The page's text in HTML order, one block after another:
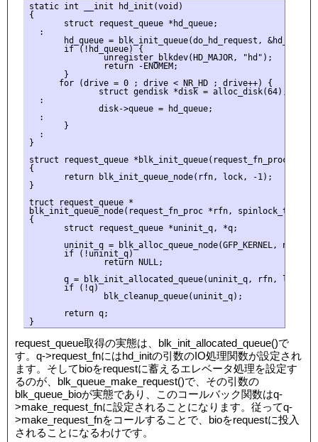
static int __init hd_init(void)
{
       struct request_queue *hd_queue;
  :
       hd_queue = blk_init_queue(do_hd_request, &hd_lock);
       if (!hd_queue) {
               unregister_blkdev(HD_MAJOR, "hd");
               return -ENOMEM;
       }
      for (drive = 0 ; drive < NR_HD ; drive++) {
              struct gendisk *disk = alloc_disk(64);
  :
              disk->queue = hd_queue;
  :
       }
  :
}
struct request_queue *blk_init_queue(request_fn_proc
{
       return blk_init_queue_node(rfn, lock, -1);
}
truct request_queue *
blk_init_queue_node(request_fn_proc *rfn, spinlock_t
{
       struct request_queue *uninit_q, *q;
uninit_q = blk_alloc_queue_node(GFP_KERNEL,
       if (!uninit_q)
               return NULL;
       q = blk_init_allocated_queue(uninit_q, rfn, lock);
       if (!q)
               blk_cleanup_queue(uninit_q);
       return q;
request_queue取得の実態は、blk_init_allocated_queue()で
す。q->request_fnにはhd_initの引数のIO処理関数が設定され
ます。そしてbioをrequestに蓄えるエレベータ処理を設定す
るのが、blk_queue_make_request()で、その引数の
blk_queue_bioが実態であり、このコールバック関数はq-
>make_request_fnに設定されることになります。従ってq-
>make_request_fnをコールすることで、bioをrequestに投入
されることになるわけです。